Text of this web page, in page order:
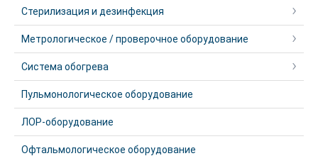
Стерилизация и дезинфекция
Метрологическое / проверочное оборудование
Система обогрева
Пульмонологическое оборудование
ЛОР-оборудование
Офтальмологическое оборудование